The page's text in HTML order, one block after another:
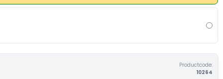
Productcode:
10264